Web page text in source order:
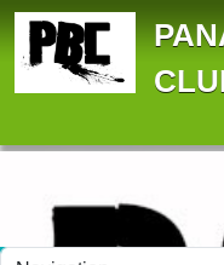
Panneau de gestion des